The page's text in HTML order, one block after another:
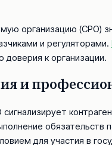
организацию (СРО)
и регуляторами.
к организации.
и
для участия в